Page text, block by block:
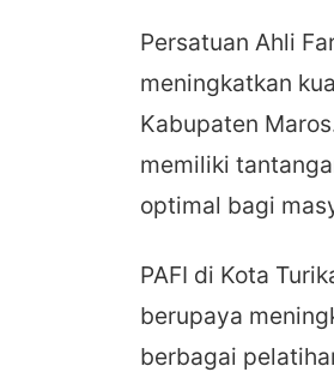
Persatuan Ahli
meningkatkan
Kabupaten
memiliki
optimal bagi
PAFI di Kota
berupaya
berbagai